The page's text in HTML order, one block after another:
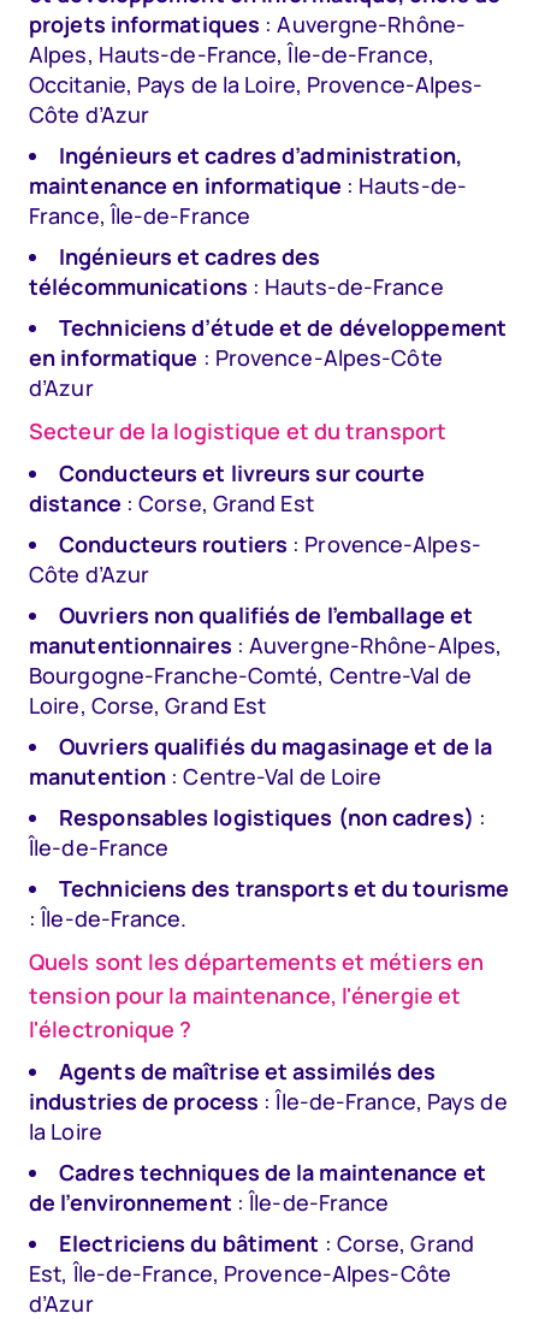
projets informatiques : Auvergne-Rhône-
Alpes, Hauts-de-France, Île-de-France,
Occitanie, Pays de la Loire, Provence-Alpes-
Côte d’Azur
Ingénieurs et cadres d’administration,
maintenance en informatique : Hauts-de-
France, Île-de-France
Ingénieurs et cadres des
télécommunications : Hauts-de-France
Techniciens d’étude et de développement
en informatique : Provence-Alpes-Côte
d’Azur
Secteur de la logistique et du transport
Conducteurs et livreurs sur courte
distance : Corse, Grand Est
Conducteurs routiers : Provence-Alpes-
Côte d’Azur
Ouvriers non qualifiés de l’emballage et
manutentionnaires : Auvergne-Rhône-Alpes,
Bourgogne-Franche-Comté, Centre-Val de
Loire, Corse, Grand Est
Ouvriers qualifiés du magasinage et de la
manutention : Centre-Val de Loire
Responsables logistiques (non cadres) :
Île-de-France
Techniciens des transports et du tourisme
: Île-de-France.
Quels sont les départements et métiers en
tension pour la maintenance, l'énergie et
l'électronique ?
Agents de maîtrise et assimilés des
industries de process : Île-de-France, Pays de
la Loire
Cadres techniques de la maintenance et
de l’environnement : Île-de-France
Electriciens du bâtiment : Corse, Grand
Est, Île-de-France, Provence-Alpes-Côte
d’Azur